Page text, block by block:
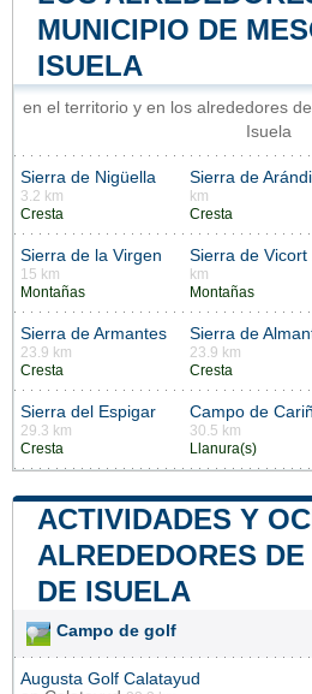
MUNICIPIO DE
ISUELA
en el territorio y en los alrededores
Isuela
Sierra de Nigüella
3.2 km
Cresta
Sierra de
km
Cresta
Sierra de la Virgen
15 km
Montañas
Sierra de Vicort
km
Montañas
Sierra de Armantes
23.9 km
Cresta
Sierra de
23.9 km
Cresta
Sierra del Espigar
29.3 km
Cresta
Campo de
30.5 km
Llanura(s)
ACTIVIDADES Y
ALREDEDORES
DE ISUELA
Campo de golf
Augusta Golf Calatayud